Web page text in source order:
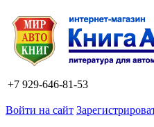
+7 929-646-81-53
Войти на сайт